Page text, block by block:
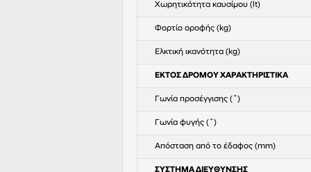
Χωρητικότητα καυσίμου (lt)
Φορτίο οροφής (kg)
Ελκτική ικανότητα (kg)
ΕΚΤΟΣ ΔΡΟΜΟΥ ΧΑΡΑΚΤΗΡΙΣΤΙΚΑ
Γωνία προσέγγισης (˚)
Γωνία φυγής (˚)
Απόσταση από το έδαφος (mm)
ΣΥΣΤΗΜΑ ΔΙΕΥΘΥΝΣΗΣ